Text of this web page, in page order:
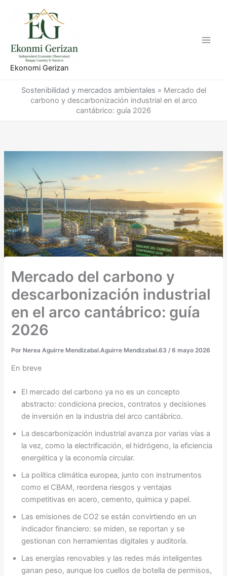
Ekonomi Gerizan
Sostenibilidad y mercados ambientales » Mercado del
carbono y descarbonización industrial en el arco
cantábrico: guía 2026
Mercado del carbono y
descarbonización industrial
en el arco cantábrico: guía
2026
Por Nerea Aguirre Mendizabal.Aguirre Mendizabal.63 /6 mayo 2026
En breve
El mercado del carbono ya no es un concepto
abstracto: condiciona precios, contratos y decisiones
de inversión en la industria del arco cantábrico.
La descarbonización industrial avanza por varias vías a
la vez, como la electrificación, el hidrógeno, la eficiencia
energética y la economía circular.
La política climática europea, junto con instrumentos
como el CBAM, reordena riesgos y ventajas
competitivas en acero, cemento, química y papel.
Las emisiones de CO2 se están convirtiendo en un
indicador financiero: se miden, se reportan y se
gestionan con herramientas digitales y auditoría.
Las energías renovables y las redes más inteligentes
ganan peso, aunque los cuellos de botella de permisos,